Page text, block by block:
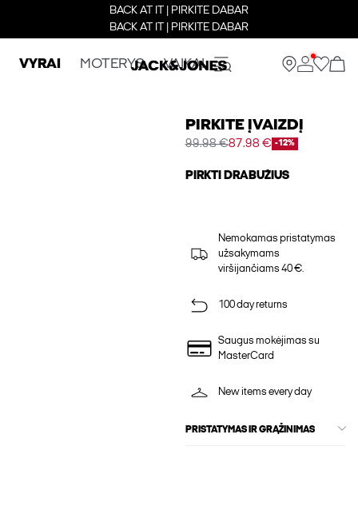
BACK AT IT | PIRKITE DABAR
BACK AT IT | PIRKITE DABAR
VYRAI MOTERYS VAIKAI
PIRKITE ĮVAIZDĮ
99.98 €87.98 € -12%
PIRKTI DRABUŽIUS
Nemokamas pristatymas
užsakymams
viršijančiams 40 €.
100 day returns
Saugus mokėjimas su
MasterCard
New items every day
PRISTATYMAS IR GRĄŽINIMAS